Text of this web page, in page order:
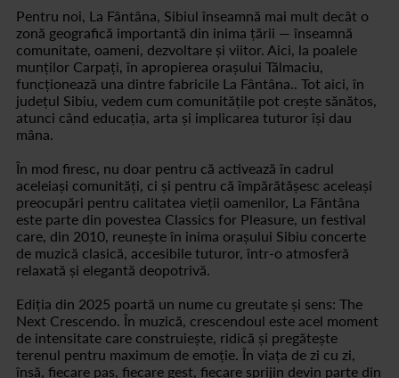
Pentru noi, La Fântâna, Sibiul înseamnă mai mult decât o
zonă geografică importantă din inima țării — înseamnă
comunitate, oameni, dezvoltare și viitor. Aici, la poalele
munților Carpați, în apropierea orașului Tălmaciu,
funcționează una dintre fabricile La Fântâna.. Tot aici, în
județul Sibiu, vedem cum comunitățile pot crește sănătos,
atunci când educația, arta și implicarea tuturor își dau
mâna.
În mod firesc, nu doar pentru că activează în cadrul
aceleiași comunități, ci și pentru că împărătășesc aceleași
preocupări pentru calitatea vieții oamenilor, La Fântâna
este parte din povestea Classics for Pleasure, un festival
care, din 2010, reunește în inima orașului Sibiu concerte
de muzică clasică, accesibile tuturor, într-o atmosferă
relaxată și elegantă deopotrivă.
Ediția din 2025 poartă un nume cu greutate și sens: The
Next Crescendo. În muzică, crescendoul este acel moment
de intensitate care construiește, ridică și pregătește
terenul pentru maximum de emoție. În viața de zi cu zi,
însă, fiecare pas, fiecare gest, fiecare sprijin devin parte din